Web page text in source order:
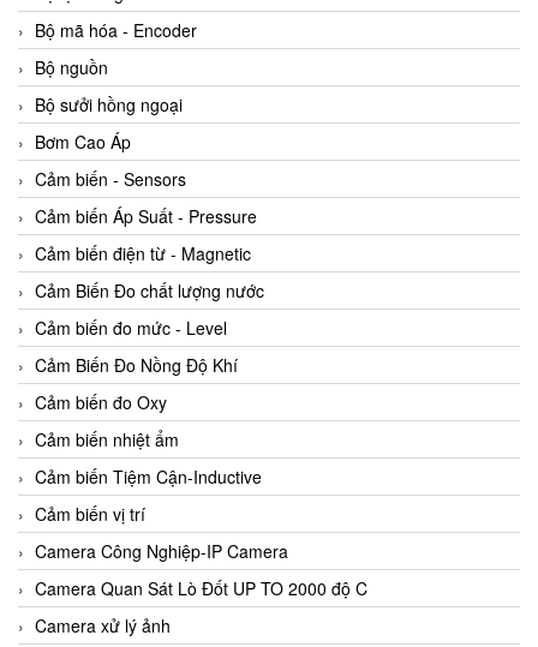
Bộ mã hóa - Encoder
Bộ nguồn
Bộ sưởi hồng ngoại
Bơm Cao Áp
Cảm biến - Sensors
Cảm biến Áp Suất - Pressure
Cảm biến điện từ - Magnetic
Cảm Biến Đo chất lượng nước
Cảm biến đo mức - Level
Cảm Biến Đo Nồng Độ Khí
Cảm biến đo Oxy
Cảm biến nhiệt ẩm
Cảm biến Tiệm Cận-Inductive
Cảm biến vị trí
Camera Công Nghiệp-IP Camera
Camera Quan Sát Lò Đốt UP TO 2000 độ C
Camera xử lý ảnh